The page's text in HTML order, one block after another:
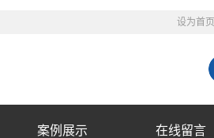
设为首页
案例展示 在线留言